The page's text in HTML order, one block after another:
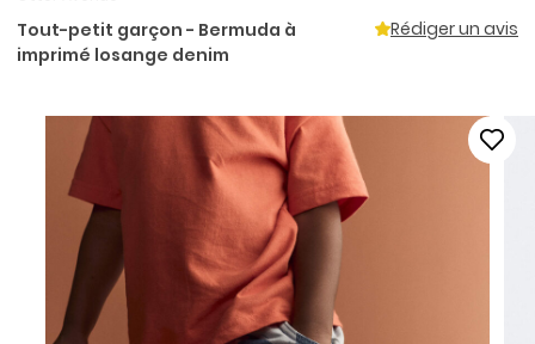
Tout-petit garçon - Bermuda à
imprimé losange denim
Rédiger un avis